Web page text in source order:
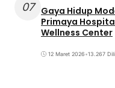
07
Gaya Hidup
Primaya
Wellness Center
12 Maret 2026•13.267